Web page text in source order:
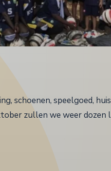
schoenen, speelgoed,
zullen we weer dozen